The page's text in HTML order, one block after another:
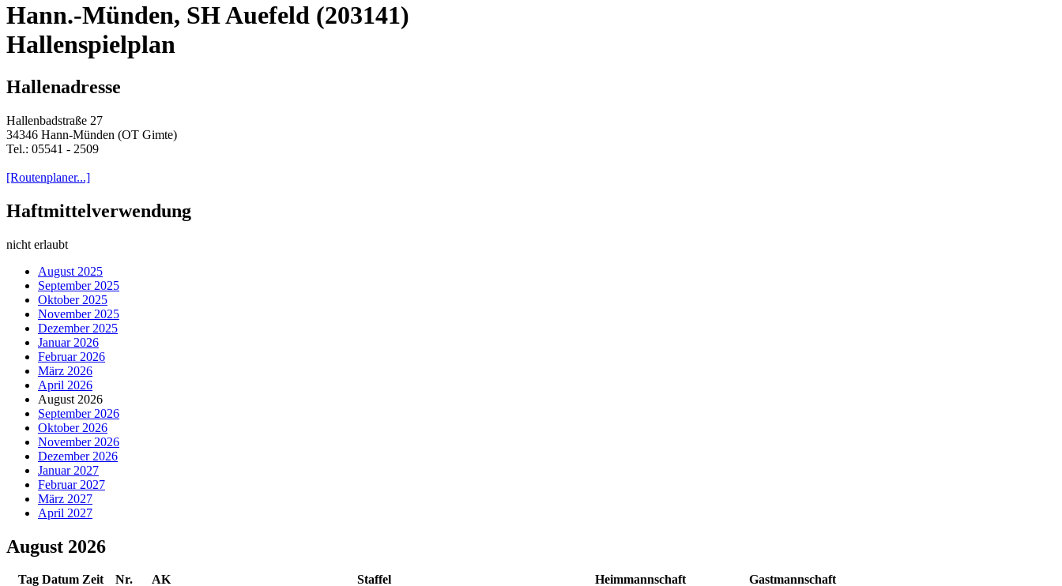
Hann.-Münden, SH Auefeld (203141)
Hallenspielplan
Hallenadresse
Hallenbadstraße 27
34346 Hann-Münden (OT Gimte)
Tel.: 05541 - 2509
[Routenplaner...]
Haftmittelverwendung
nicht erlaubt
August 2025
September 2025
Oktober 2025
November 2025
Dezember 2025
Januar 2026
Februar 2026
März 2026
April 2026
August 2026
September 2026
Oktober 2026
November 2026
Dezember 2026
Januar 2027
Februar 2027
März 2027
April 2027
August 2026
Tag Datum Zeit Nr. AK Staffel Heimmannschaft Gastmannschaft